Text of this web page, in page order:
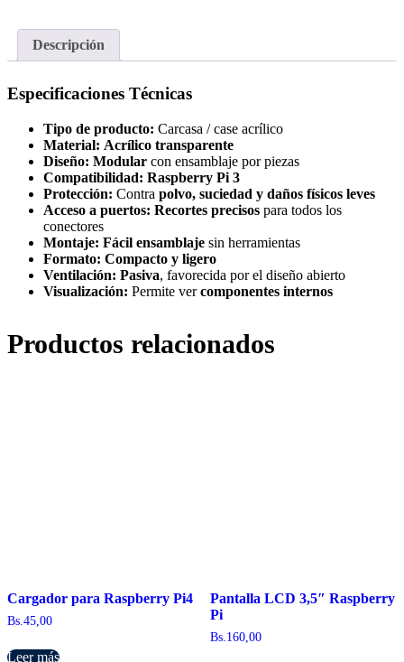
Descripción
Especificaciones Técnicas
Tipo de producto: Carcasa / case acrílico
Material: Acrílico transparente
Diseño: Modular con ensamblaje por piezas
Compatibilidad: Raspberry Pi 3
Protección: Contra polvo, suciedad y daños físicos leves
Acceso a puertos: Recortes precisos para todos los
conectores
Montaje: Fácil ensamblaje sin herramientas
Formato: Compacto y ligero
Ventilación: Pasiva, favorecida por el diseño abierto
Visualización: Permite vercomponentes internos
Productos relacionados
Cargador para Raspberry Pi4
Bs.45,00
Leer más
Pantalla LCD 3,5″ Raspberry
Pi
Bs.160,00